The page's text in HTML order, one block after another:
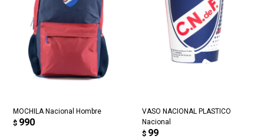
MOCHILA Nacional Hombre
$ 990
VASO NACIONAL PLASTICO
Nacional
$ 99